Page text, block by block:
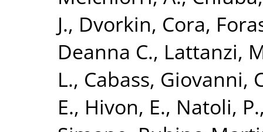
J., Dvorkin, Cora,
Deanna C., Lattanzi,
L., Cabass, Giovanni,
E., Hivon, E., Natoli, P.